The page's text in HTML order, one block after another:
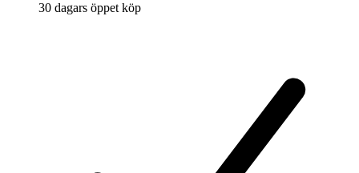
30 dagars öppet köp